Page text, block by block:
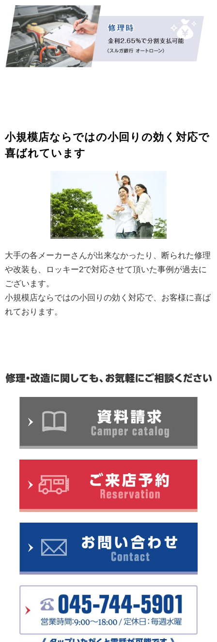
小規模店ならではの小回りの効く対応で
喜ばれています
大手の各メーカーさんが出来なかったり、断られた修理
や改装も、ロッキー2で対応させて頂いた事例が過去に
ございます。
小規模店ならではの小回りの効く対応で、お客様に喜ば
れております。